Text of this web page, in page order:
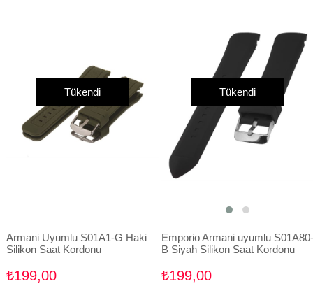
Tükendi
Armani Uyumlu S01A1-G Haki
Silikon Saat Kordonu
₺199,00
Tükendi
Emporio Armani uyumlu S01A80-
B Siyah Silikon Saat Kordonu
₺199,00